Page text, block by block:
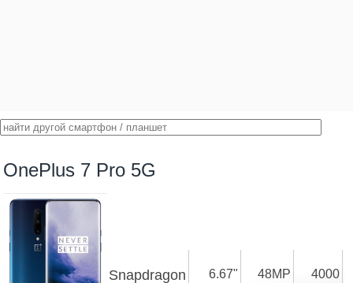
OnePlus 7 Pro 5G
Snapdragon
6.67" 48MP
4000